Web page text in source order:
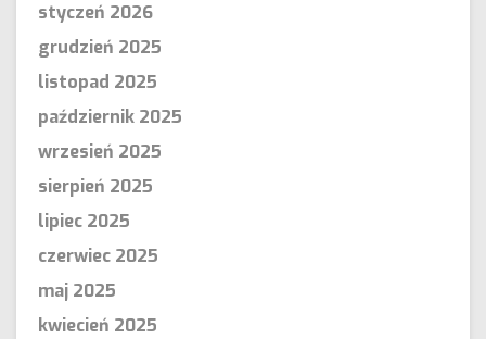
styczeń 2026
grudzień 2025
listopad 2025
październik 2025
wrzesień 2025
sierpień 2025
lipiec 2025
czerwiec 2025
maj 2025
kwiecień 2025